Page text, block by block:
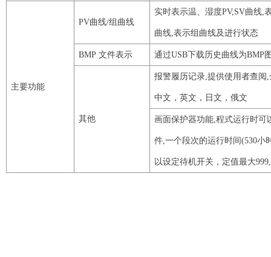
主要功能
PV曲线/组曲线
实时表示温、湿度PV,SV曲线,
曲线,表示组曲线及进行状态
BMP 文件表示 通过USB下载历史曲线为BMP
其他
报警履历记录,提供使用者查阅
中文，英文，日文，俄文
画面保护器功能,程式运行时可
件,一个段次的运行时间(530小
以设定待机开关，定值最大